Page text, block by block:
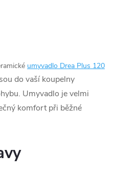
umyvadlo Drea Plus 120
do vaší koupelny
Umyvadlo je velmi
komfort při běžné